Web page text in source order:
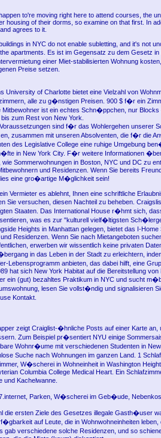
to're moving right here to attend courses, the
housing of their dorms, so examine on that first. In
agrees to it.
in NYC do not enable subletting, and it's not
apartments. Es ist im Gegensatz zu dem Gesetz
einer Miet-stabilisierten Wohnung
Preise setzen.
University of Charlotte bietet eine Vielzahl von
alle zu g�nstigen Preisen. 900 $ f�r ein
ist ein echtes Schn�ppchen, nur
zum Rest von New York.
sind f�r das Wohlergehen unserer
zusammen mit unseren Absolventen, die f�r die
des Legislative College eine ruhige Umgebung
in New York City. F�r weitere Informationen
wie Sommerwohnungen in Boston, NYC und DC zu
und Residenzen. Wenn Sie bereits
eine gro�artige M�glichkeit sein!
Vermieter es ablehnt, Ihnen eine schriftliche
Sie versuchen, diesen Nachteil zu beheben.
Staaten. Das International House r�hmt sich,
was es zur "kulturell vielf�ltigsten
Heights in Manhattan gelegen, bietet das I-
Residenzen. Wenn Sie nach Mietangeboten
erwerben wir wissentlich keine privaten
in das Leben in der Stadt zu erleichtern,
Lebensprogramm anbieten, das dabei hilft, eine
hat sich New York Habitat auf die Bereitstellung
ein (gut) bezahltes Praktikum in NYC und sucht
lesen Sie vollst�ndig und signalisieren
Kontakt.
zeigt Craiglist-�hnliche Posts auf einer Karte
Zum Beispiel pr�sentiert NYU einige
Wohnr�ume mit verschiedenen Studenten in New
Suche nach Wohnungen im ganzen Land. 1
W�scherei in Wohneinheit in Washington
Columbia College Medical Heart. Ein
und Kachelwanne.
Parken, W�scherei im Geb�ude,
die ersten Ziele des Gesetzes illegale Gasth�user
auf Leute, die in Wohnwohneinheiten
gab verschiedene solche Residenzen, und so